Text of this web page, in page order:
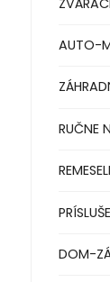
AUTO-
RUČNE
DOM-